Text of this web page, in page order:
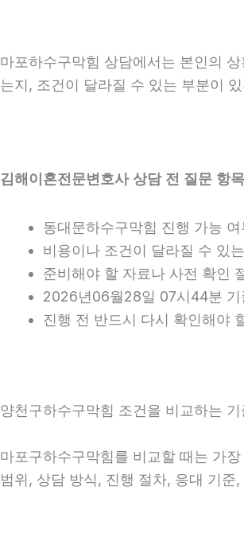
마포하수구막힘 상담에서는 본인의
는지, 조건이 달라질 수 있는 부분이
김해이혼전문변호사 상담 전 질문
동대문하수구막힘 진행 가능
비용이나 조건이 달라질 수 있
준비해야 할 자료나 사전 확인
2026년06월28일 07시44분 기
진행 전 반드시 다시 확인해야
양천구하수구막힘 조건을 비교하는
마포구하수구막힘를 비교할 때는 가
범위, 상담 방식, 진행 절차, 응대 기